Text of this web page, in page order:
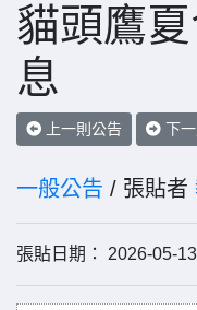
貓頭鷹
息
上一則公告 下
一般公告 / 張貼者
張貼日期： 2026-05-